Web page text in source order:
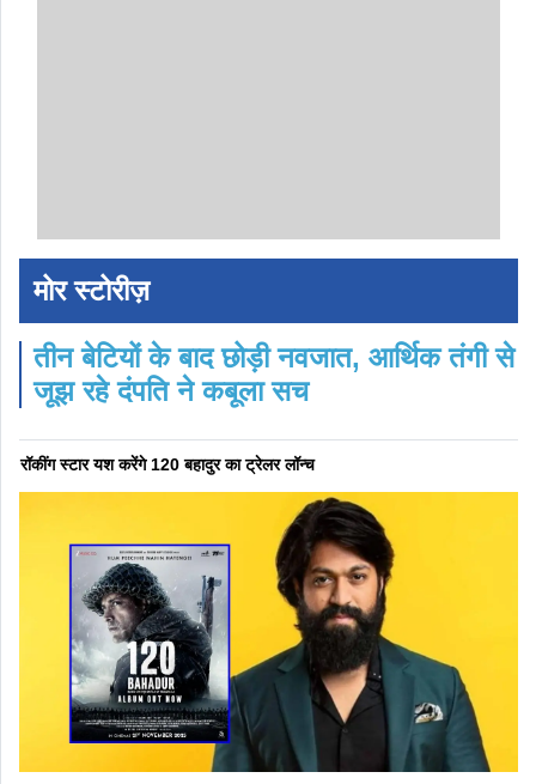
मोर स्टोरीज़
तीन बेटियों के बाद छोड़ी नवजात, आर्थिक तंगी से
जूझ रहे दंपति ने कबूला सच
रॉकींग स्टार यश करेंगे 120 बहादुर का ट्रेलर लॉन्च